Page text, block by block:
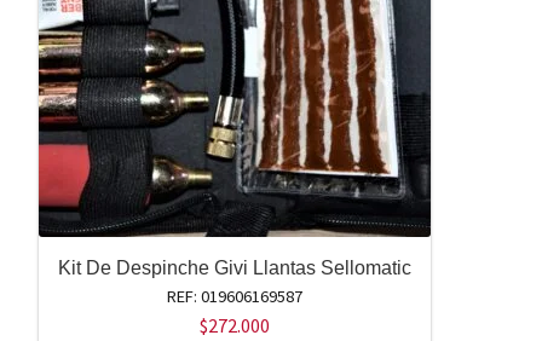
Kit De Despinche Givi Llantas Sellomatic
REF: 019606169587
$272.000